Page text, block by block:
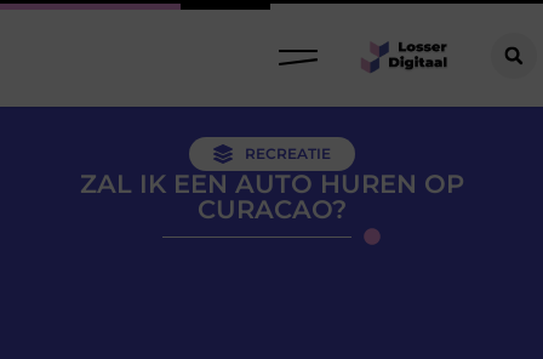
RECREATIE
ZAL IK EEN AUTO HUREN OP
CURACAO?